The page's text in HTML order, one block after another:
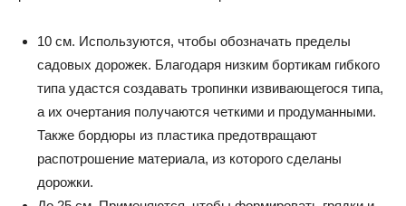
10 см. Используются, чтобы обозначать пределы
садовых дорожек. Благодаря низким бортикам гибкого
типа удастся создавать тропинки извивающегося типа,
а их очертания получаются четкими и продуманными.
Также бордюры из пластика предотвращают
распотрошение материала, из которого сделаны
дорожки.